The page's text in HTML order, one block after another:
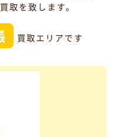
取を致します。
買取エリアです